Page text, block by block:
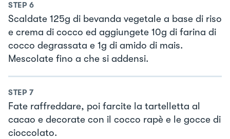
STEP 6
Scaldate 125g di bevanda vegetale a base di riso
e crema di cocco ed aggiungete 10g di farina di
cocco degrassata e 1g di amido di mais.
Mescolate fino a che si addensi.
STEP 7
Fate raffreddare, poi farcite la tartelletta al
cacao e decorate con il cocco rapè e le gocce di
cioccolato.